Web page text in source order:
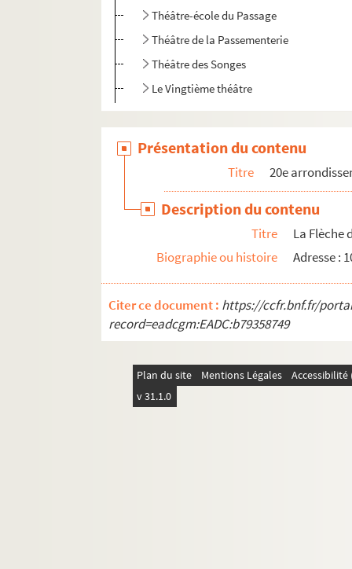
Théâtre-école du Passage
Théâtre de la Passementerie
Théâtre des Songes
Le Vingtième théâtre
Présentation du contenu
Titre 20e
Description du contenu
Titre
La Flèche
Biographie ou histoire
Adresse :
Citer ce document : https://ccfr.bnf.fr/
record=eadcgm:EADC:b79358749
Plan du site Mentions Légales
v 31.1.0